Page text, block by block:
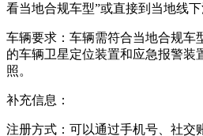
看当地合规车型”或直接到当地线下
车辆要求‌：车辆需符合当地合规车
的车辆卫星定位装置和应急报警装
照。‌
‌补充信息‌：
注册方式‌：可以通过手机号、社交